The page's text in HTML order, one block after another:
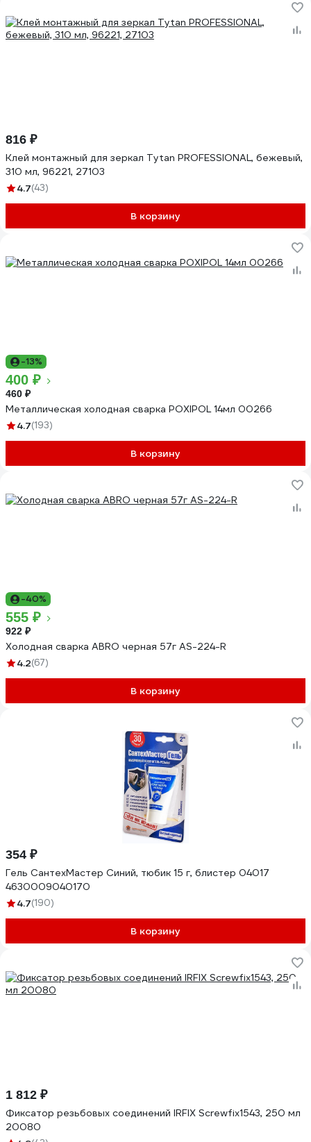
816 ₽
Клей монтажный для зеркал Tytan PROFESSIONAL, бежевый,
310 мл, 96221, 27103
4.7(43)
В корзину
-13%
400 ₽
460 ₽
Металлическая холодная сварка POXIPOL 14мл 00266
4.7(193)
В корзину
-40%
555 ₽
922 ₽
Холодная сварка ABRO черная 57г AS-224-R
4.2(67)
В корзину
354 ₽
Гель СантехМастер Синий, тюбик 15 г, блистер 04017
4630009040170
4.7(190)
В корзину
1 812 ₽
Фиксатор резьбовых соединений IRFIX Screwfix1543, 250 мл
20080